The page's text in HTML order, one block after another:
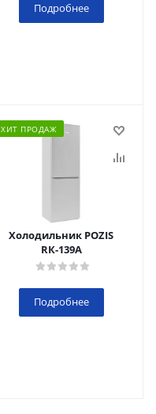
Подробнее
ХИТ ПРОДАЖ
Холодильник POZIS
RК-139А
Подробнее